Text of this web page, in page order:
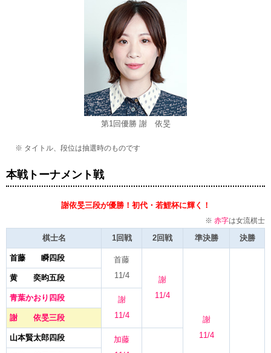
第1回優勝 謝 依旻
※ タイトル、段位は抽選時のものです
本戦トーナメント戦
謝依旻三段が優勝！初代・若鯉杯に輝く！
※ 赤字は女流棋士
棋士名 1回戦 2回戦 準決勝 決勝
首藤 瞬四段
首藤
11/4
謝
11/4
謝
11/4
黄 奕昀五段
青葉かおり四段
謝
11/4
謝 依旻三段
山本賢太郎四段
加藤